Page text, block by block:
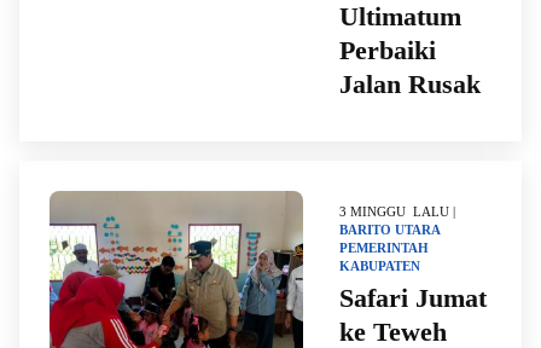
Ultimatum
Perbaiki
Jalan Rusak
3 MINGGU LALU |
BARITO UTARA
PEMERINTAH
KABUPATEN
Safari Jumat
ke Teweh